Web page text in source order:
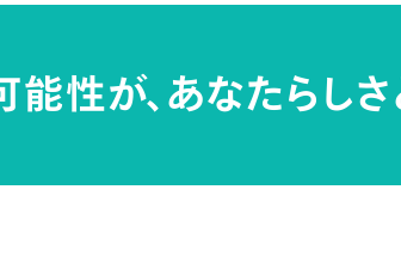
能性が、あなたらし